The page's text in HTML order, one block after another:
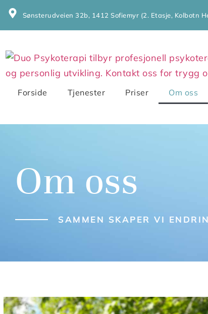
Sønsterudveien 32b, 1412 Sofiemyr (2. Etasje, Kolbotn
Forside Tjenester Priser Om oss
Om oss
SAMMEN SKAPER VI